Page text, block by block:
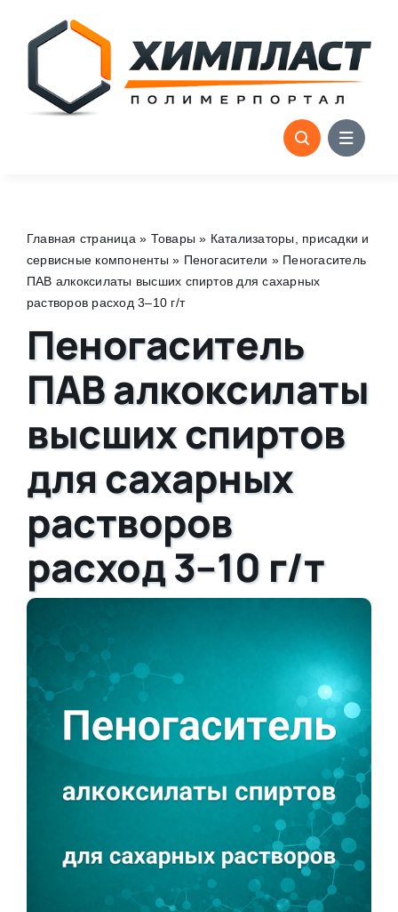
content
Главная страница » Товары » Катализаторы, присадки и
сервисные компоненты » Пеногасители » Пеногаситель
ПАВ алкоксилаты высших спиртов для сахарных
растворов расход 3–10 г/т
Пеногаситель
ПАВ алкоксилаты
высших спиртов
для сахарных
растворов
расход 3–10 г/т